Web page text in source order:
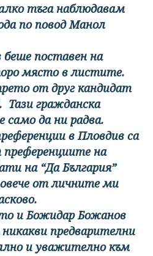
тъга наблюдавам
по повод Манол
поставен на
място в листите.
от друг кандидат
Тази гражданска
да ни радва.
в Пловдив са
на
на “Да България”
от личните ми
и Божидар Божанов
предварителни
и уважително към